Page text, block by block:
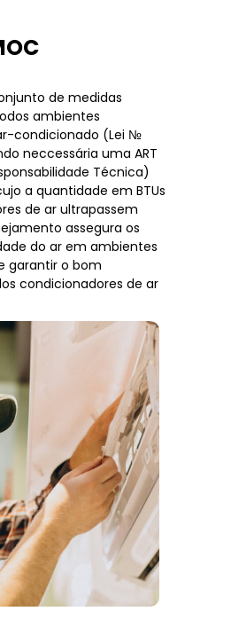
de medidas
ambientes
condicionado (Lei №
neccessária uma ART
Técnica)
a quantidade em BTUs
de ar ultrapassem
assegura os
do ar em ambientes
garantir o bom
condicionadores de ar